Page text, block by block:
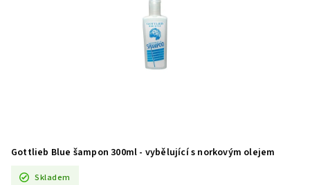
Gottlieb Blue šampon 300ml - vybělující s norkovým olejem
Skladem